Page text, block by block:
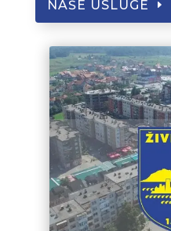
NAŠE USLUGE